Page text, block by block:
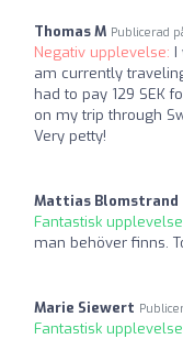
Thomas M Publicerad
Negativ upplevelse: I
am currently
had to pay 129 SEK
on my trip through
Very petty!
Mattias Blomstrand
Fantastisk
man behöver finns.
Marie Siewert
Fantastisk